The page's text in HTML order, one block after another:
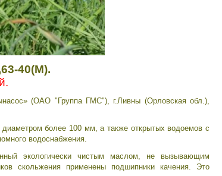
40(М).
(ОАО "Группа ГМС"), г.Ливны (Орловская обл.),
более 100 мм, а также открытых водоемов с
водоснабжения.
экологически чистым маслом, не вызывающим
скольжения применены подшипники качения. Это